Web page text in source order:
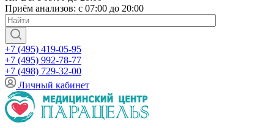
Приём анализов: с 07:00 до 20:00
+7 (495) 419-05-95
+7 (495) 992-78-77
+7 (498) 729-32-00
Личный кабинет